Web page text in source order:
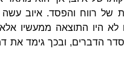
של רווח והפסד. איוב
לא היו התוצאה ממעשיו
הדברים, ובכך גימד את